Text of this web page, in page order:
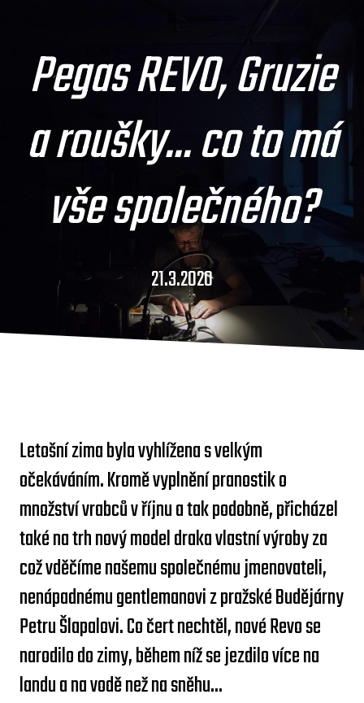
Pegas REVO, Gruzie
a roušky... co to má
vše společného?
21.3.2020
Letošní zima byla vyhlížena s velkým
očekáváním. Kromě vyplnění pranostik o
množství vrabců v říjnu a tak podobně, přicházel
také na trh nový model draka vlastní výroby za
což vděčíme našemu společnému jmenovateli,
nenápadnému gentlemanovi z pražské Budějárny
Petru Šlapalovi. Co čert nechtěl, nové Revo se
narodilo do zimy, během níž se jezdilo více na
landu a na vodě než na sněhu...